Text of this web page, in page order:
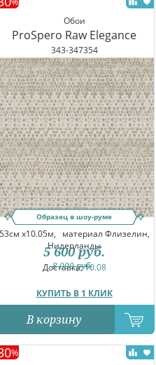
Обои
ProSpero Raw Elegance
343-347354
Образец в шоу-руме
x10.05м, материал Флизелин,
Нидерланды
Доставка:10.08
КУПИТЬ В 1 КЛИК
8 000руб.
5 600 руб.
В корзину
%